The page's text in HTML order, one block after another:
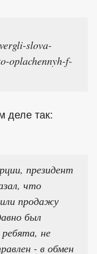
slova-
oplachennyh-f-
деле так:
президент
что
продажу
был
не
- в обмен